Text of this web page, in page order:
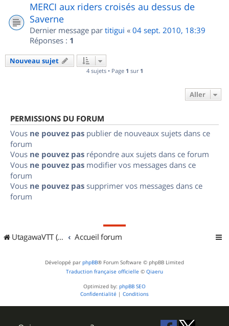
MERCI aux riders croisés au dessus de
Saverne
Dernier message par titigui « 04 sept. 2010, 18:39
Réponses : 1
Nouveau sujet
4 sujets • Page 1 sur 1
Aller
PERMISSIONS DU FORUM
Vous ne pouvez pas publier de nouveaux sujets dans ce
forum
Vous ne pouvez pas répondre aux sujets dans ce forum
Vous ne pouvez pas modifier vos messages dans ce
forum
Vous ne pouvez pas supprimer vos messages dans ce
forum
UtagawaVTT (Randos VTT et VTTAE avec traces GPS) Accueil forum
Développé par phpBB® Forum Software © phpBB Limited
Traduction française officielle © Qiaeru
Optimized by: phpBB SEO
Confidentialité | Conditions